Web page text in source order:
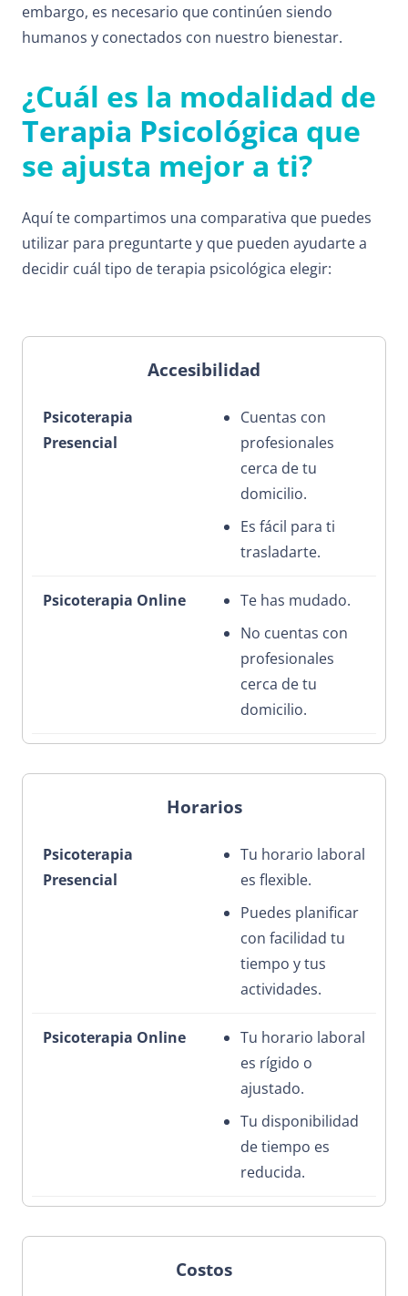
embargo, es necesario que continúen siendo
humanos y conectados con nuestro bienestar.
¿Cuál es la modalidad de
Terapia Psicológica que
se ajusta mejor a ti?
Aquí te compartimos una comparativa que puedes
utilizar para preguntarte y que pueden ayudarte a
decidir cuál tipo de terapia psicológica elegir:
Accesibilidad
Cuentas con
profesionales
cerca de tu
domicilio.
Es fácil para ti
trasladarte.
Te has mudado.
No cuentas con
profesionales
cerca de tu
domicilio.
Horarios
Tu horario laboral
es flexible.
Puedes planificar
con facilidad tu
tiempo y tus
actividades.
Tu horario laboral
es rígido o
ajustado.
Tu disponibilidad
de tiempo es
reducida.
Costos